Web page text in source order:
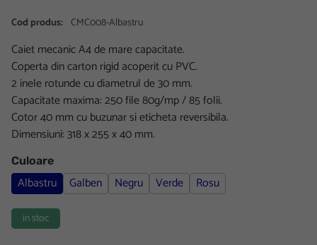
Cod produs: CMC008-Albastru
Caiet mecanic A4 de mare capacitate.
Coperta din carton rigid acoperit cu PVC.
2 inele rotunde cu diametrul de 30 mm.
Capacitate maxima: 250 file 80g/mp / 85 folii.
Cotor 40 mm cu buzunar si eticheta reversibila.
Dimensiuni: 318 x 255 x 40 mm.
Culoare
Albastru Galben Negru Verde Rosu
in stoc